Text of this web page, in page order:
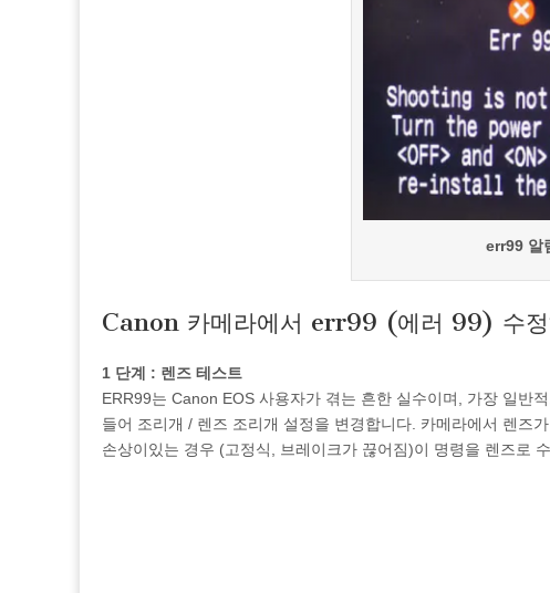
err99 알
Canon 카메라에서 err99 (에러 99) 수정
1 단계 : 렌즈 테스트
ERR99는 Canon EOS 사용자가 겪는 흔한 실수이며, 가장 일반
들어 조리개 / 렌즈 조리개 설정을 변경합니다. 카메라에서 렌즈
손상이있는 경우 (고정식, 브레이크가 끊어짐)이 명령을 렌즈로